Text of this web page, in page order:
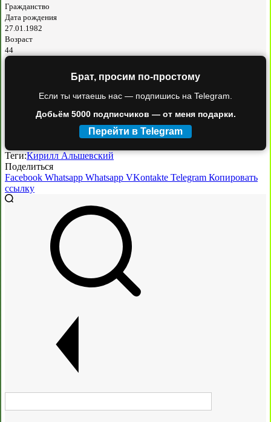
Гражданство
Дата рождения
27.01.1982
Возраст
44
Брат, просим по-простому
Если ты читаешь нас — подпишись на Telegram.
Добьём 5000 подписчиков — от меня подарки.
Перейти в Telegram
Теги:Кирилл Альшевский
Поделиться
Facebook Whatsapp Whatsapp VKontakte Telegram Копировать
ссылку